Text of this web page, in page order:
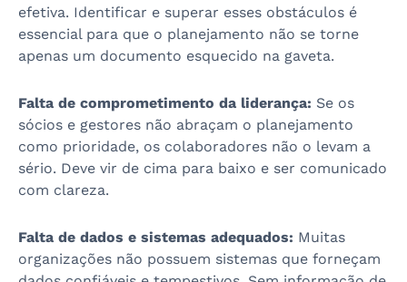
efetiva. Identificar e superar esses obstáculos é
essencial para que o planejamento não se torne
apenas um documento esquecido na gaveta.
Falta de comprometimento da liderança: Se os
sócios e gestores não abraçam o planejamento
como prioridade, os colaboradores não o levam a
sério. Deve vir de cima para baixo e ser comunicado
com clareza.
Falta de dados e sistemas adequados: Muitas
organizações não possuem sistemas que forneçam